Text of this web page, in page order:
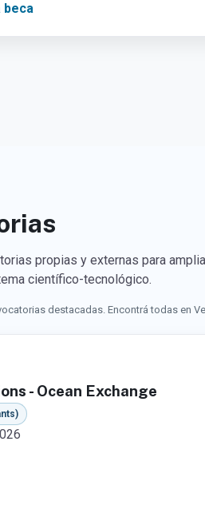
beca
propias y externas para
científico-tecnológico.
destacadas. Encontrá todas en
- Ocean Exchange